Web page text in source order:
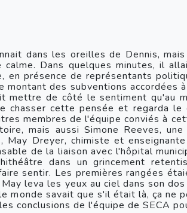
dans les oreilles de Dennis,
Dans quelques minutes, il
en présence de représentants
montant des subventions accordées
mettre de côté le sentiment qu'au
chasser cette pensée et regarda
membres de l'équipe conviés à
mais aussi Simone Reeves,
May Dreyer, chimiste et
de la liaison avec l'hôpital
dans un grincement
sentir. Les premières rangées
leva les yeux au ciel dans son
monde savait que s'il était là, ça ne
conclusions de l'équipe de SECA